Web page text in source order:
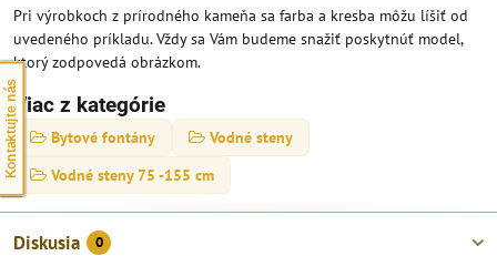
Pri výrobkoch z prírodného kameňa sa farba a kresba môžu líšiť od
uvedeného príkladu. Vždy sa Vám budeme snažiť poskytnúť model,
ktorý zodpovedá obrázkom.
Viac z kategórie
Bytové fontány
Vodné steny
Vodné steny 75 -155 cm
Diskusia 0
Kontaktujte nás